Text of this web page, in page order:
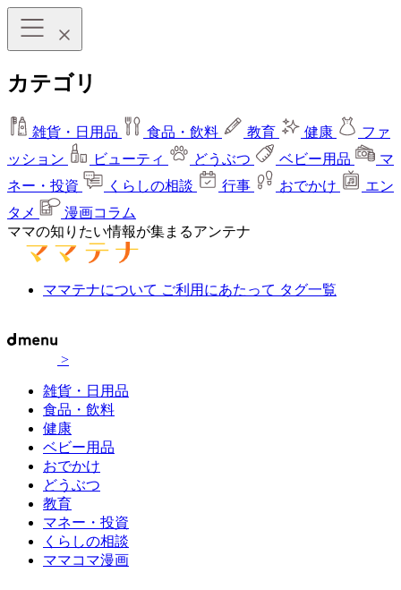
カテゴリ
雑貨・日用品 食品・飲料 教育 健康
ファ
ッション
ビューティ どうぶつ ベビー用品
マ
ネー・投資
くらしの相談 行事 おでかけ
エン
タメ
漫画コラム
ママの知りたい情報が集まるアンテナ
ママテナについて ご利用にあたって タグ一覧
>
雑貨・日用品
食品・飲料
健康
ベビー用品
おでかけ
どうぶつ
教育
マネー・投資
くらしの相談
ママコマ漫画